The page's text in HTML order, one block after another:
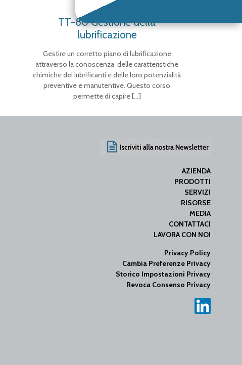
TT-80 Gestione della
lubrificazione
Gestire un corretto piano di lubrificazione
attraverso la conoscenza delle caratteristiche
chimiche dei lubrificanti e delle loro potenzialità
preventive e manutentive. Questo corso
permette di capire[…]
AZIENDA
PRODOTTI
SERVIZI
RISORSE
MEDIA
CONTATTACI
LAVORA CON NOI
Privacy Policy
Cambia Preferenze Privacy
Storico Impostazioni Privacy
Revoca Consenso Privacy